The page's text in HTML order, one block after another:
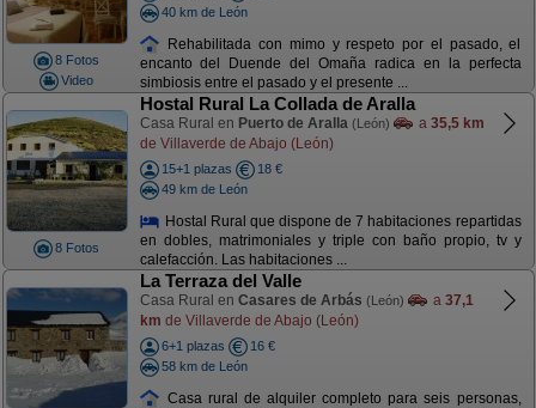
8 Fotos
Video
40 km de León
Rehabilitada con mimo y respeto por el pasado, el
encanto del Duende del Omaña radica en la perfecta
simbiosis entre el pasado y el presente ...
8 Fotos
Hostal Rural La Collada de Aralla
Casa Rural en Puerto de Aralla (León) a 35,5 km
de Villaverde de Abajo (León)
15+1 plazas
18 €
49 km de León
Hostal Rural que dispone de 7 habitaciones repartidas
en dobles, matrimoniales y triple con baño propio, tv y
calefacción. Las habitaciones ...
La Terraza del Valle
Casa Rural en Casares de Arbás (León) a 37,1
km de Villaverde de Abajo (León)
6+1 plazas
16 €
58 km de León
Casa rural de alquiler completo para seis personas,